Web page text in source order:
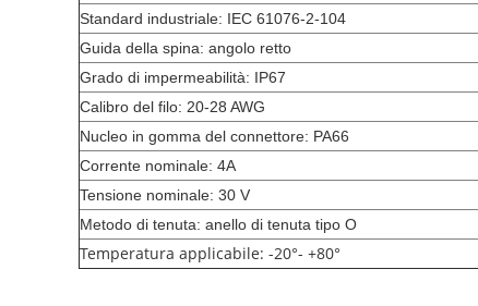
Standard industriale: IEC 61076-2-104
Guida della spina: angolo retto
Grado di impermeabilità: IP67
Calibro del filo: 20-28 AWG
Nucleo in gomma del connettore: PA66
Corrente nominale: 4A
Tensione nominale: 30 V
Metodo di tenuta: anello di tenuta tipo O
Temperatura applicabile: -20°- +80°